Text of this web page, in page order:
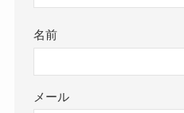
名前
メール